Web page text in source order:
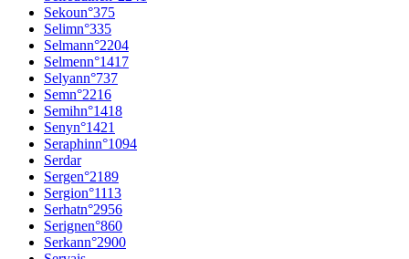
Sekoun°375
Selimn°335
Selmann°2204
Selmenn°1417
Selyann°737
Semn°2216
Semihn°1418
Senyn°1421
Seraphinn°1094
Serdar
Sergen°2189
Sergion°1113
Serhatn°2956
Serignen°860
Serkann°2900